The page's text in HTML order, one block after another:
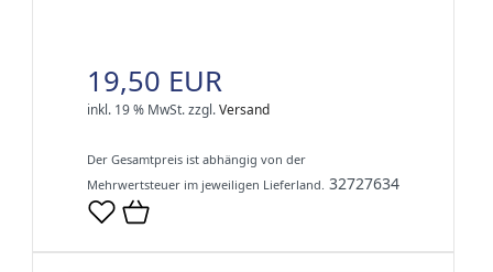
19,50 EUR
inkl. 19 % MwSt.zzgl.Versand
Der Gesamtpreis ist abhängig von der
Mehrwertsteuer im jeweiligen Lieferland. 32727634